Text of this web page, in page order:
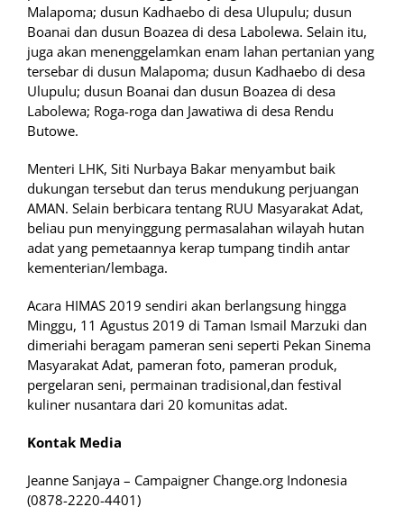
Malapoma; dusun Kadhaebo di desa Ulupulu; dusun
Boanai dan dusun Boazea di desa Labolewa. Selain itu,
juga akan menenggelamkan enam lahan pertanian yang
tersebar di dusun Malapoma; dusun Kadhaebo di desa
Ulupulu; dusun Boanai dan dusun Boazea di desa
Labolewa; Roga-roga dan Jawatiwa di desa Rendu
Butowe.
Menteri LHK, Siti Nurbaya Bakar menyambut baik
dukungan tersebut dan terus mendukung perjuangan
AMAN. Selain berbicara tentang RUU Masyarakat Adat,
beliau pun menyinggung permasalahan wilayah hutan
adat yang pemetaannya kerap tumpang tindih antar
kementerian/lembaga.
Acara HIMAS 2019 sendiri akan berlangsung hingga
Minggu, 11 Agustus 2019 di Taman Ismail Marzuki dan
dimeriahi beragam pameran seni seperti Pekan Sinema
Masyarakat Adat, pameran foto, pameran produk,
pergelaran seni, permainan tradisional,dan festival
kuliner nusantara dari 20 komunitas adat.
Kontak Media
Jeanne Sanjaya – Campaigner Change.org Indonesia
(0878-2220-4401)